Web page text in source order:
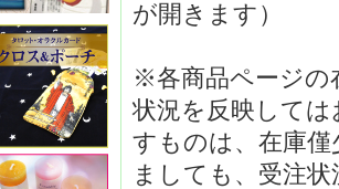
が開きます）
※各商品ページの
状況を反映して
すものは、在庫
ましても、受注